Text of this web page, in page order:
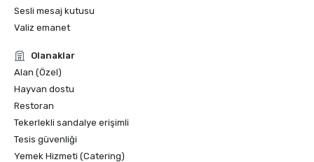
Sesli mesaj kutusu
Valiz emanet
Olanaklar
Alan (Özel)
Hayvan dostu
Restoran
Tekerlekli sandalye erişimli
Tesis güvenliği
Yemek Hizmeti (Catering)